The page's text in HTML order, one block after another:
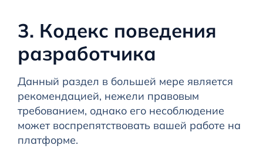
3. Кодекс поведения
разработчика
Данный раздел в большей мере является
рекомендацией, нежели правовым
требованием, однако его несоблюдение
может воспрепятствовать вашей работе на
платформе.